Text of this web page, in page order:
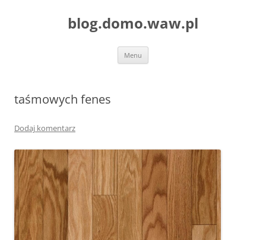
blog.domo.waw.pl
Menu
taśmowych fenes
Dodaj komentarz